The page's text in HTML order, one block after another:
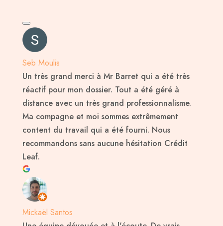
Seb Moulis
Un très grand merci à Mr Barret qui a été très
réactif pour mon dossier. Tout a été géré à
distance avec un très grand professionnalisme.
Ma compagne et moi sommes extrêmement
content du travail qui a été fourni. Nous
recommandons sans aucune hésitation Crédit
Leaf.
Mickaël Santos